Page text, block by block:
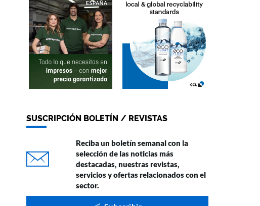
SUSCRIPCIÓN BOLETÍN / REVISTAS
Reciba un boletín semanal con la
selección de las noticias más
destacadas, nuestras revistas,
servicios y ofertas relacionados con el
sector.